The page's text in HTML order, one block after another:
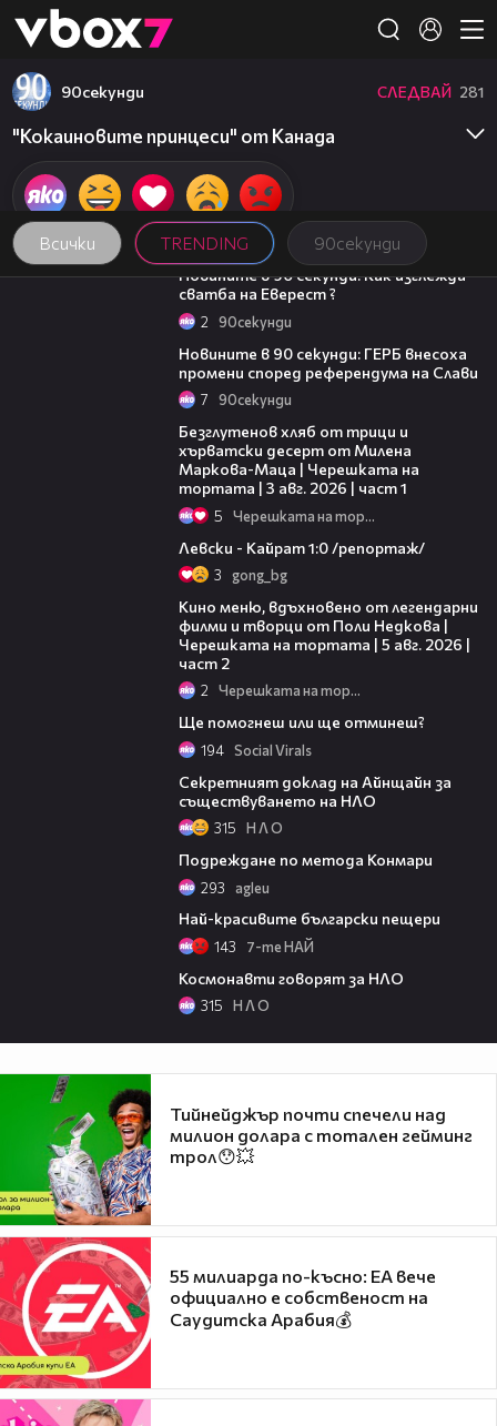
👾
Всички TRENDING 90секунди
90секунди СЛЕДВАЙ 281
"Кокаиновите принцеси" от Канада
01:54
Новините в 90 секунди: Как изглежда
сватба на Еверест ?
2 90секунди
Новините в 90 секунди: ГЕРБ внесоха
промени според референдума на Слави
7 90секунди
Безглутенов хляб от трици и
хърватски десерт от Милена
Маркова-Маца | Черешката на
тортата | 3 авг. 2026 | част 1
5 Черешката на тортата
Левски - Кайрат 1:0 /репортаж/
3 gong_bg
Кино меню, вдъхновено от легендарни
филми и творци от Поли Недкова |
Черешката на тортата | 5 авг. 2026 |
част 2
2 Черешката на тортата
Ще помогнеш или ще отминеш?
194 Social Virals
Секретният доклад на Айнщайн за
съществуването на НЛО
315 Н Л О
Подреждане по метода Конмари
293 agleu
Най-красивите български пещери
143 7-те НАЙ
Космонавти говорят за НЛО
315 Н Л О
Тийнейджър почти спечели над
милион долара с тотален гейминг
трол😯💥
55 милиарда по-късно: EA вече
официално е собственост на
Саудитска Арабия💰